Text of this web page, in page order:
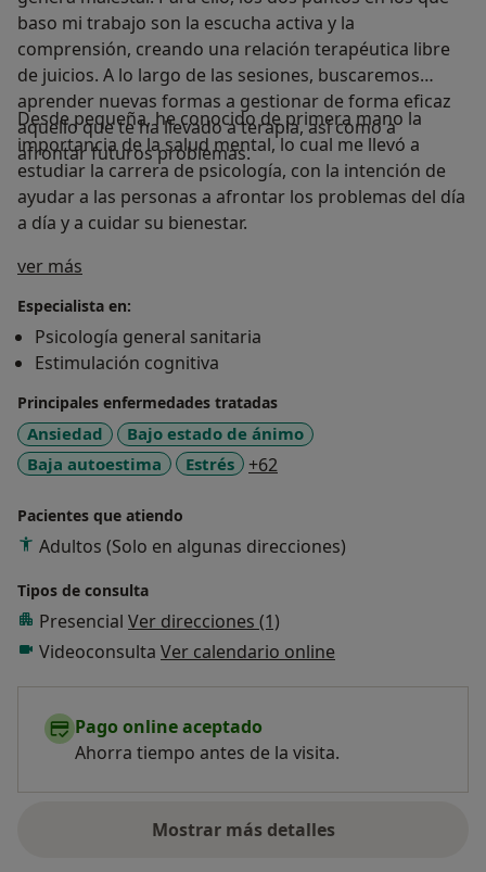
baso mi trabajo son la escucha activa y la
comprensión, creando una relación terapéutica libre
de juicios. A lo largo de las sesiones, buscaremos
aprender nuevas formas a gestionar de forma eficaz
aquello que te ha llevado a terapia, así como a
afrontar futuros problemas.
Desde pequeña, he conocido de primera mano la
importancia de la salud mental, lo cual me llevó a
estudiar la carrera de psicología, con la intención de
ayudar a las personas a afrontar los problemas del día
a día y a cuidar su bienestar.
ver más
Especialista en:
Psicología general sanitaria
Estimulación cognitiva
Principales enfermedades tratadas
Ansiedad
Bajo estado de ánimo
Baja autoestima
Estrés +62a11y_sr_more_diseases
Pacientes que atiendo
Adultos (Solo en algunas direcciones)
Tipos de consulta
Presencial Ver direcciones (1)
Videoconsulta Ver calendario online
Pago online aceptado
Ahorra tiempo antes de la visita.
Mostrar más detalles
sobre la experiencia